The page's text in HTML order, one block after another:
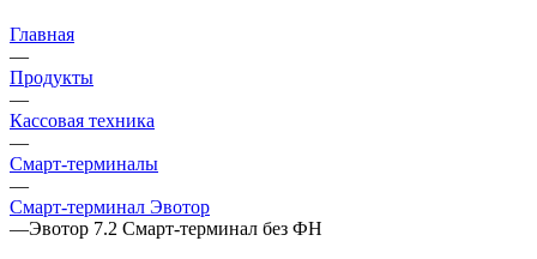
Главная
—
Продукты
—
Кассовая техника
—
Смарт-терминалы
—
Смарт-терминал Эвотор
—Эвотор 7.2 Смарт-терминал без ФН